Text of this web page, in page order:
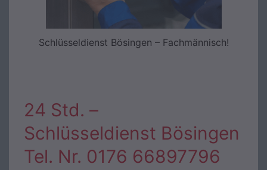
Schlüsseldienst Bösingen – Fachmännisch!
24 Std. –
Schlüsseldienst Bösingen
Tel. Nr. 0176 66897796